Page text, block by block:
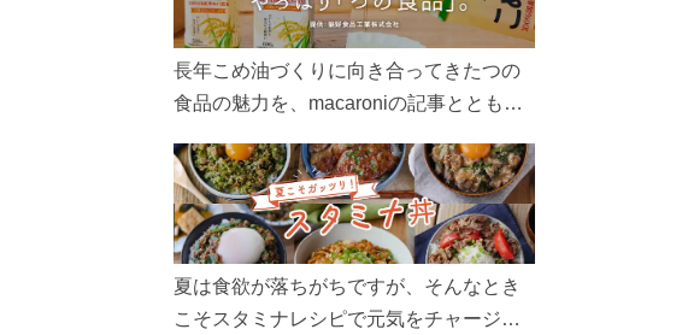
長年こめ油づくりに向き合ってきたつの
食品の魅力を、macaroniの記事とともに
ん、製造現場や品質へのこだわりまで。
こめ油をもっと好きになるコンテンツを
ぜひお楽しみください。
夏は食欲が落ちがちですが、そんなとき
こそスタミナレシピで元気をチャージ！